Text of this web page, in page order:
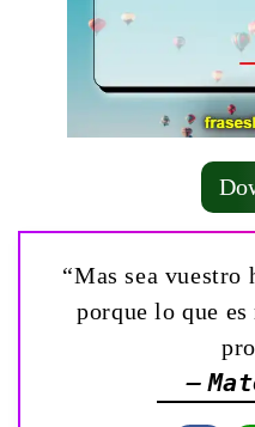
“Mas sea
porque lo que es
—